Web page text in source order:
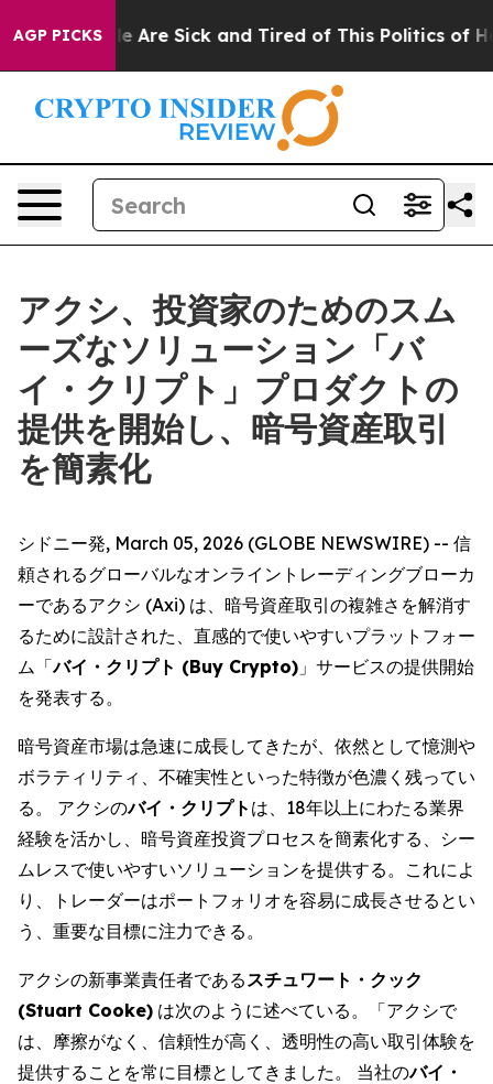
AGP PICKS
“People Are Sick and Tired of This Politics of
アクシ、投資家のためのスム
ーズなソリューション「バ
イ・クリプト」プロダクトの
提供を開始し、暗号資産取引
を簡素化
シドニー発, March 05, 2026 (GLOBE NEWSWIRE) -- 信
頼されるグローバルなオンライントレーディングブローカ
ーであるアクシ (Axi) は、暗号資産取引の複雑さを解消す
るために設計された、直感的で使いやすいプラットフォー
ム「バイ・クリプト (Buy Crypto) 」サービスの提供開始
を発表する。
暗号資産市場は急速に成長してきたが、依然として憶測や
ボラティリティ、不確実性といった特徴が色濃く残ってい
る。 アクシのバイ・クリプト は、18年以上にわたる業界
経験を活かし、暗号資産投資プロセスを簡素化する、シー
ムレスで使いやすいソリューションを提供する。これによ
り、トレーダーはポートフォリオを容易に成長させるとい
う、重要な目標に注力できる。
アクシの新事業責任者であるスチュワート・クック
(Stuart Cooke) は次のように述べている。「アクシで
は、摩擦がなく、信頼性が高く、透明性の高い取引体験を
提供することを常に目標としてきました。 当社のバイ・